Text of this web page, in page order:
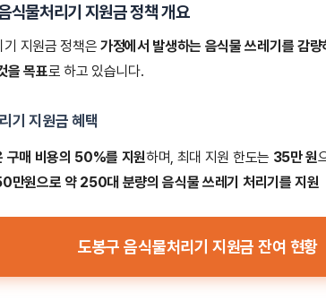
식물처리기 지원금정책 개요
지원금 정책은 가정에서 발생하는 음식물 쓰레기를 감량
을 목표로 하고 있습니다.
기 지원금 혜택
구매 비용의 50%를 지원하며, 최대 지원 한도는 35만 원
만원으로 약 250대 분량의 음식물 쓰레기 처리기를 지원
도봉구 음식물처리기 지원금 잔여 현황